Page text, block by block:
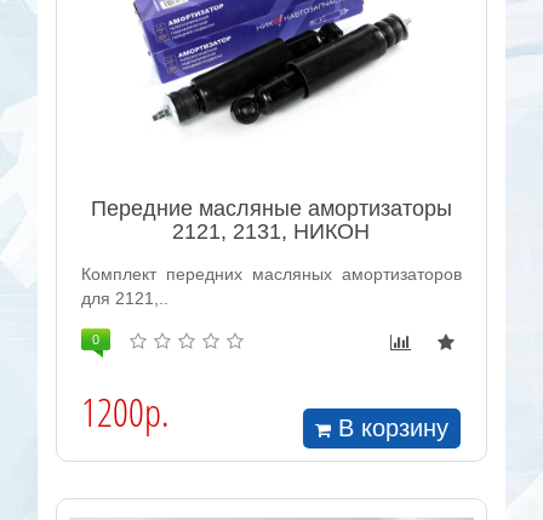
Передние масляные амортизаторы
2121, 2131, НИКОН
Комплект передних масляных амортизаторов
для 2121,..
0
1200р. В корзину